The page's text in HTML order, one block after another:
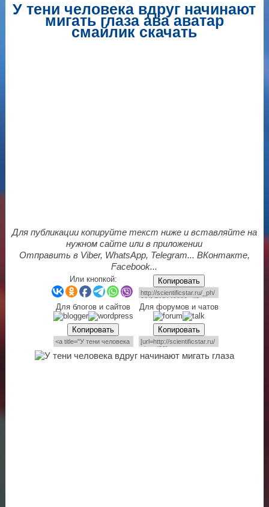
У тени человека вдруг начинают
мигать глаза ава аватар
смайлик скачать
Для публикации копируйте текст ниже и вставляйте на
нужном сайте или в приложении
Отправить в Viber, WhatsApp, Telegram... ВКонтакте,
Facebook...
Или кнопкой: Копировать
Для блогов и сайтов Для форумов и чатов
Копировать Копировать